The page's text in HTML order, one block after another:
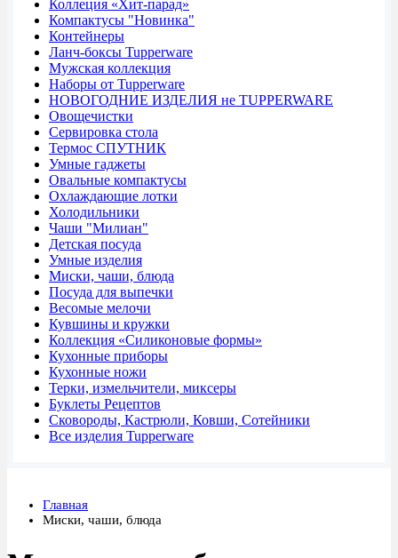
Коллеция «Хит-парад»
Компактусы "Новинка"
Контейнеры
Ланч-боксы Tupperware
Мужская коллекция
Наборы от Tupperware
НОВОГОДНИЕ ИЗДЕЛИЯ не TUPPERWARE
Овощечистки
Сервировка стола
Термос СПУТНИК
Умные гаджеты
Овальные компактусы
Охлаждающие лотки
Холодильники
Чаши "Милиан"
Детская посуда
Умные изделия
Миски, чаши, блюда
Посуда для выпечки
Весомые мелочи
Кувшины и кружки
Коллекция «Силиконовые формы»
Кухонные приборы
Кухонные ножи
Терки, измельчители, миксеры
Буклеты Рецептов
Сковороды, Кастрюли, Ковши, Сотейники
Все изделия Tupperware
Главная
Миски, чаши, блюда